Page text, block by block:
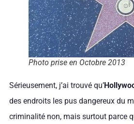
Photo prise en Octobre 2013
Sérieusement, j’ai trouvé qu’
des endroits les pus dangereux du
criminalité non, mais surtout parce